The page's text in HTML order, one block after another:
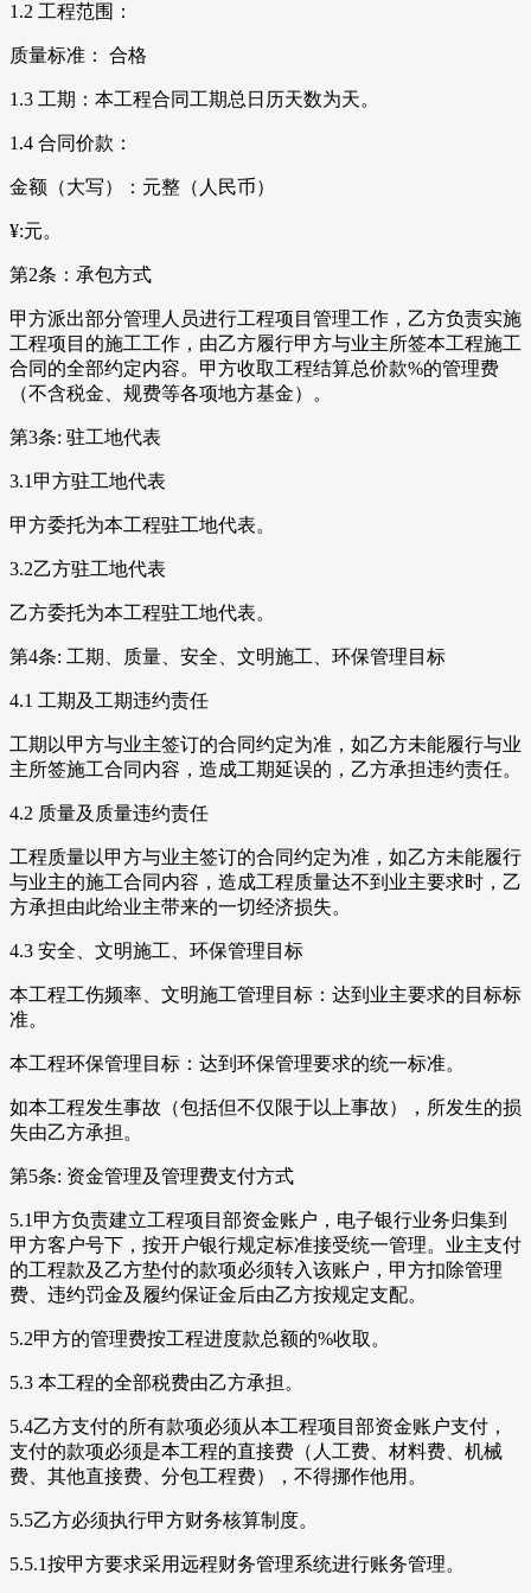
1.2 工程范围：
质量标准： 合格
1.3 工期：本工程合同工期总日历天数为天。
1.4 合同价款：
金额（大写）：元整（人民币）
¥:元。
第2条：承包方式
甲方派出部分管理人员进行工程项目管理工作，乙方负责实施
工程项目的施工工作，由乙方履行甲方与业主所签本工程施工
合同的全部约定内容。甲方收取工程结算总价款%的管理费
（不含税金、规费等各项地方基金）。
第3条: 驻工地代表
3.1甲方驻工地代表
甲方委托为本工程驻工地代表。
3.2乙方驻工地代表
乙方委托为本工程驻工地代表。
第4条: 工期、质量、安全、文明施工、环保管理目标
4.1 工期及工期违约责任
工期以甲方与业主签订的合同约定为准，如乙方未能履行与业
主所签施工合同内容，造成工期延误的，乙方承担违约责任。
4.2 质量及质量违约责任
工程质量以甲方与业主签订的合同约定为准，如乙方未能履行
与业主的施工合同内容，造成工程质量达不到业主要求时，乙
方承担由此给业主带来的一切经济损失。
4.3 安全、文明施工、环保管理目标
本工程工伤频率、文明施工管理目标：达到业主要求的目标标
准。
本工程环保管理目标：达到环保管理要求的统一标准。
如本工程发生事故（包括但不仅限于以上事故），所发生的损
失由乙方承担。
第5条: 资金管理及管理费支付方式
5.1甲方负责建立工程项目部资金账户，电子银行业务归集到
甲方客户号下，按开户银行规定标准接受统一管理。业主支付
的工程款及乙方垫付的款项必须转入该账户，甲方扣除管理
费、违约罚金及履约保证金后由乙方按规定支配。
5.2甲方的管理费按工程进度款总额的%收取。
5.3 本工程的全部税费由乙方承担。
5.4乙方支付的所有款项必须从本工程项目部资金账户支付，
支付的款项必须是本工程的直接费（人工费、材料费、机械
费、其他直接费、分包工程费），不得挪作他用。
5.5乙方必须执行甲方财务核算制度。
5.5.1按甲方要求采用远程财务管理系统进行账务管理。